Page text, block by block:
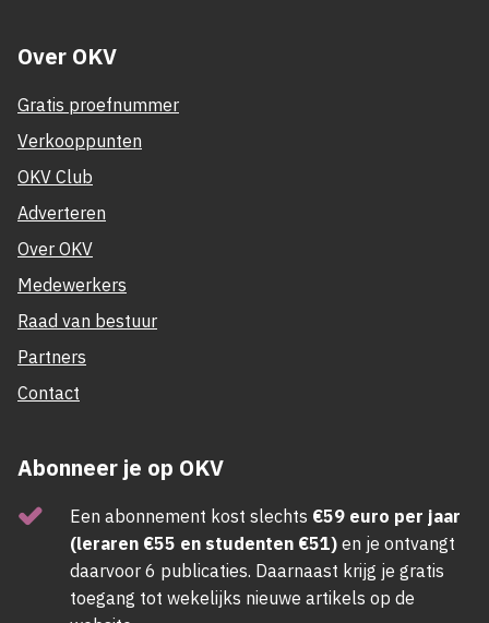
Over OKV
Gratis proefnummer
Verkooppunten
OKV Club
Adverteren
Over OKV
Medewerkers
Raad van bestuur
Partners
Contact
Abonneer je op OKV
Een abonnement kost slechts €59 euro per jaar
(leraren €55 en studenten €51) en je ontvangt
daarvoor 6 publicaties. Daarnaast krijg je gratis
toegang tot wekelijks nieuwe artikels op de